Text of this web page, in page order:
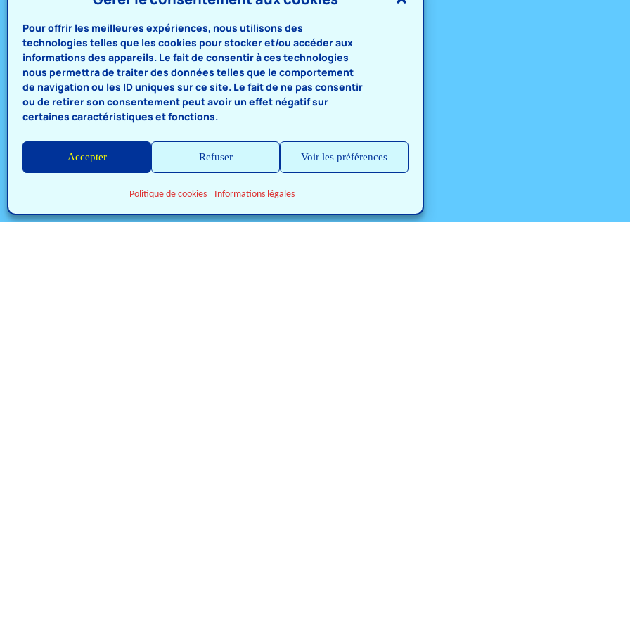
Pour offrir les meilleures expériences, nous utilisons des
technologies telles que les cookies pour stocker et/ou accéder aux
informations des appareils. Le fait de consentir à ces technologies
nous permettra de traiter des données telles que le comportement
de navigation ou les ID uniques sur ce site. Le fait de ne pas consentir
ou de retirer son consentement peut avoir un effet négatif sur
certaines caractéristiques et fonctions.
Accepter Refuser Voir les préférences
Politique de cookies Informations légales